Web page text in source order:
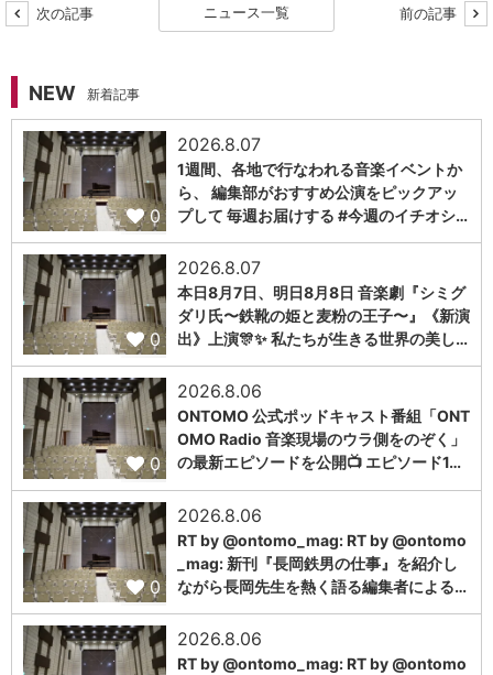
次の記事 ニュース一覧 前の記事
NEW 新着記事
0
2026.8.07
1週間、各地で行なわれる音楽イベントか
ら、 編集部がおすすめ公演をピックアッ
プして 毎週お届けする #今週のイチオシ…
0
2026.8.07
本日8月7日、明日8月8日 音楽劇『シミグ
ダリ氏〜鉄靴の姫と麦粉の王子〜』《新演
出》上演🎊✨ 私たちが生きる世界の美し…
0
2026.8.06
ONTOMO 公式ポッドキャスト番組「ONT
OMO Radio 音楽現場のウラ側をのぞく」
の最新エピソードを公開📺 エピソード1…
0
2026.8.06
RT by @ontomo_mag: RT by @ontomo
_mag: 新刊『長岡鉄男の仕事』を紹介し
ながら長岡先生を熱く語る編集者による…
2026.8.06
RT by @ontomo_mag: RT by @ontomo